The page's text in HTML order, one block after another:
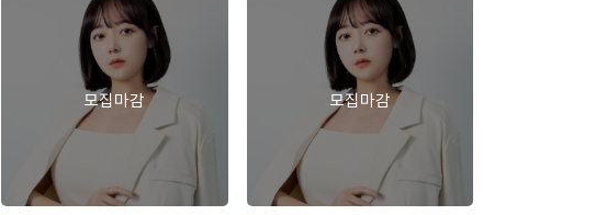
모집마감 모집마감